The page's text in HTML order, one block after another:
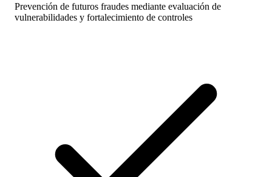
Prevención de futuros fraudes mediante evaluación de
vulnerabilidades y fortalecimiento de controles